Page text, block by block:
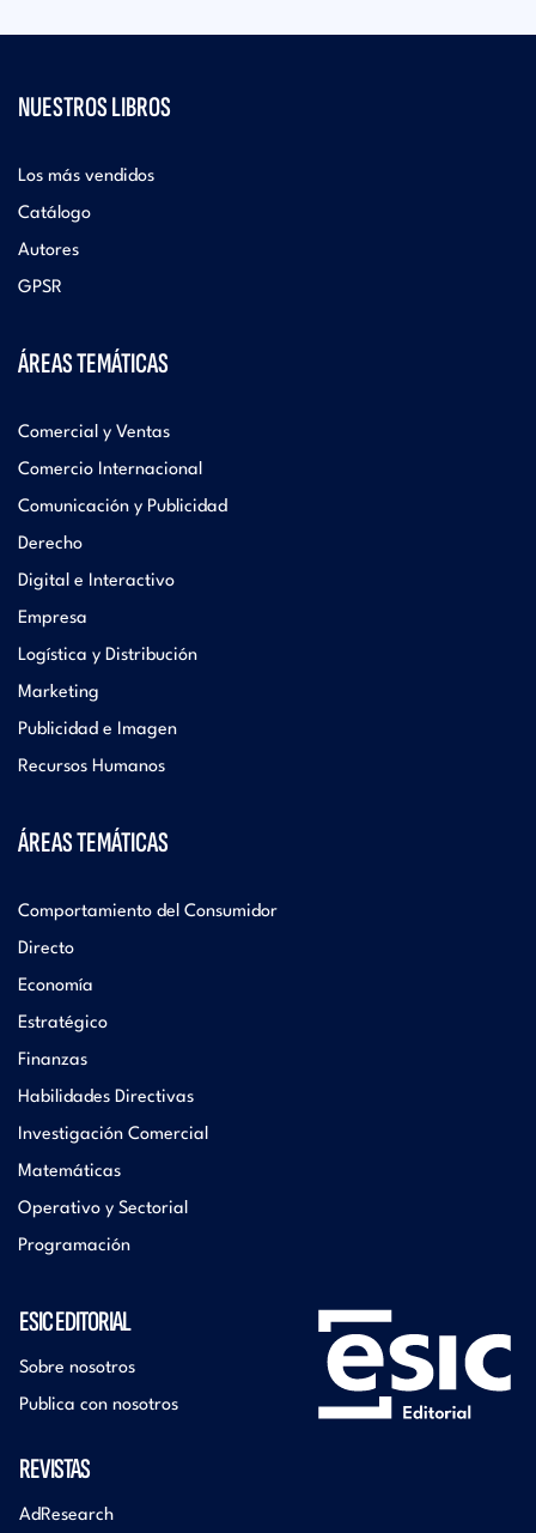
NUESTROS LIBROS
Los más vendidos
Catálogo
Autores
GPSR
ÁREAS TEMÁTICAS
Comercial y Ventas
Comercio Internacional
Comunicación y Publicidad
Derecho
Digital e Interactivo
Empresa
Logística y Distribución
Marketing
Publicidad e Imagen
Recursos Humanos
ÁREAS TEMÁTICAS
Comportamiento del Consumidor
Directo
Economía
Estratégico
Finanzas
Habilidades Directivas
Investigación Comercial
Matemáticas
Operativo y Sectorial
Programación
ESIC EDITORIAL
Sobre nosotros
Publica con nosotros
REVISTAS
AdResearch